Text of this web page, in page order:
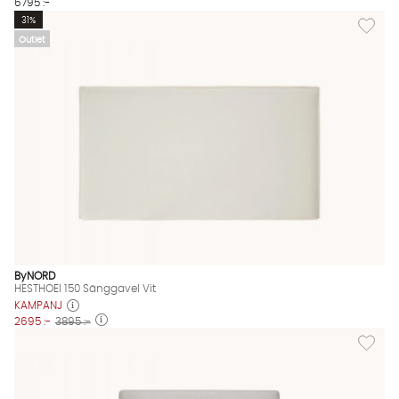
6795 :-
Outlet
Lägg
31%
ByNORD
HESTHOEI 150 Sänggavel Vit
KAMPANJ
2695 :- 3895 :-
Lägg